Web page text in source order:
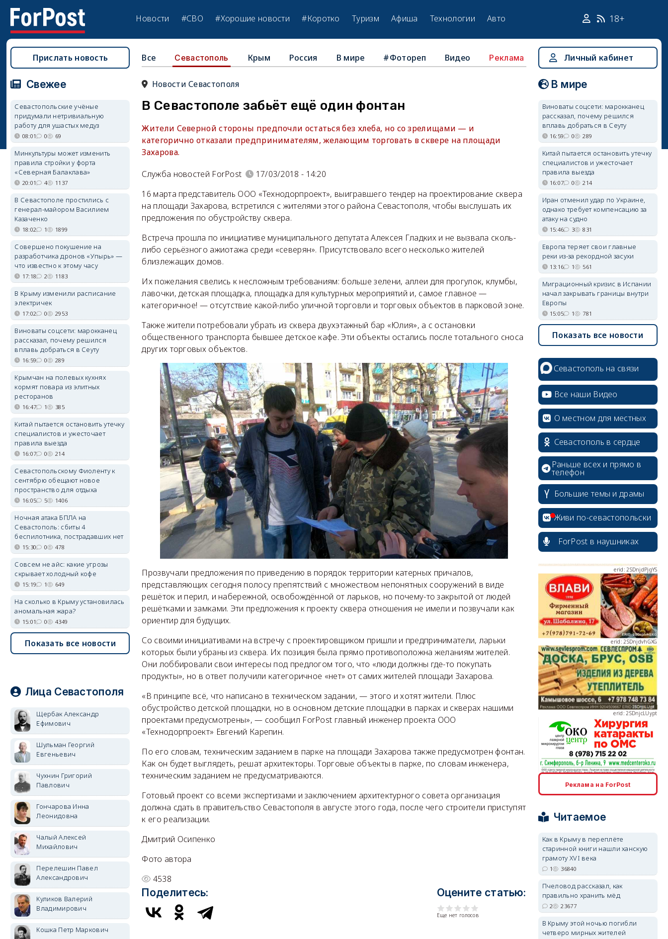
Новости #СВО #Хорошие новости #Коротко Туризм Афиша Технологии Авто 18+
Все Севастополь Крым Россия В мире #Фотореп Видео Реклама
Новости Севастополя
В Севастополе забьёт ещё один фонтан
Жители Северной стороны предпочли остаться без хлеба, но со зрелищами — и
категорично отказали предпринимателям, желающим торговать в сквере на площади
Захарова.
Служба новостей ForPost
17/03/2018 - 14:20
16 марта представитель ООО «Технодорпроект», выигравшего тендер на проектирование сквера
на площади Захарова, встретился с жителями этого района Севастополя, чтобы выслушать их
предложения по обустройству сквера.
Встреча прошла по инициативе муниципального депутата Алексея Гладких и не вызвала сколь-
либо серьёзного ажиотажа среди «северян». Присутствовало всего несколько жителей
близлежащих домов.
Их пожелания свелись к несложным требованиям: больше зелени, аллеи для прогулок, клумбы,
лавочки, детская площадка, площадка для культурных мероприятий и, самое главное —
категоричное! — отсутствие какой-либо уличной торговли и торговых объектов в парковой зоне.
Также жители потребовали убрать из сквера двухэтажный бар «Юлия», а с остановки
общественного транспорта бывшее детское кафе. Эти объекты остались после тотального сноса
других торговых объектов.
Прозвучали предложения по приведению в порядок территории катерных причалов,
представляющих сегодня полосу препятствий с множеством непонятных сооружений в виде
решёток и перил, и набережной, освобождённой от ларьков, но почему-то закрытой от людей
решётками и замками. Эти предложения к проекту сквера отношения не имели и позвучали как
ориентир для будущих.
Со своими инициативами на встречу с проектировщиком пришли и предприниматели, ларьки
которых были убраны из сквера. Их позиция была прямо противоположна желаниям жителей.
Они лоббировали свои интересы под предлогом того, что «люди должны где-то покупать
продукты», но в ответ получили категоричное «нет» от самих жителей площади Захарова.
«В принципе всё, что написано в техническом задании, — этого и хотят жители. Плюс
обустройство детской площадки, но в основном детские площадки в парках и скверах нашими
проектами предусмотрены», — сообщил ForPost главный инженер проекта ООО
«Технодорпроект» Евгений Карепин.
По его словам, техническим заданием в парке на площади Захарова также предусмотрен фонтан.
Как он будет выглядеть, решат архитекторы. Торговые объекты в парке, по словам инженера,
техническим заданием не предусматриваются.
Готовый проект со всеми экспертизами и заключением архитектурного совета организация
должна сдать в правительство Севастополя в августе этого года, после чего строители приступят
к его реализации.
Дмитрий Осипенко
Фото автора
4538
Поделитесь: Оцените статью:
Еще нет голосов
Прислать новость
Свежее
Севастопольские учёные
придумали нетривиальную
работу для ушастых медуз
08:01 0 69
Минкультуры может изменить
правила стройки у форта
«Северная Балаклава»
20:01 4 1137
В Севастополе простились с
генерал-майором Василием
Казаченко
18:02 1 1899
Совершено покушение на
разработчика дронов «Упырь» —
что известно к этому часу
17:18 2 1183
В Крыму изменили расписание
электричек
17:02 0 2953
Виноваты соцсети: марокканец
рассказал, почему решился
вплавь добраться в Сеуту
16:59 0 289
Крымчан на полевых кухнях
кормят повара из элитных
ресторанов
16:47 1 385
Китай пытается остановить утечку
специалистов и ужесточает
правила выезда
16:07 0 214
Севастопольскому Фиоленту к
сентябрю обещают новое
пространство для отдыха
16:05 5 1406
Ночная атака БПЛА на
Севастополь: сбиты 4
беспилотника, пострадавших нет
15:30 0 478
Совсем не айс: какие угрозы
скрывает холодный кофе
15:19 1 649
На сколько в Крыму установилась
аномальная жара?
15:01 0 4349
Показать все новости
Лица Севастополя
Щербак Александр
Ефимович
Шульман Георгий
Евгеньевич
Чухнин Григорий
Павлович
Гончарова Инна
Леонидовна
Чалый Алексей
Михайлович
Перелешин Павел
Александрович
Куликов Валерий
Владимирович
Кошка Петр Маркович
Личный кабинет
В мире
Виноваты соцсети: марокканец
рассказал, почему решился
вплавь добраться в Сеуту
16:59 0 289
Китай пытается остановить утечку
специалистов и ужесточает
правила выезда
16:07 0 214
Иран отменил удар по Украине,
однако требует компенсацию за
атаку на судно
15:46 3 831
Европа теряет свои главные
реки из-за рекордной засухи
13:16 1 561
Миграционный кризис в Испании
начал закрывать границы внутри
Европы
15:05 1 781
Показать все новости
Севастополь на связи
Все наши Видео
О местном для местных
Севастополь в сердце
Раньше всех и прямо в
телефон
Большие темы и драмы
Живи по-севастопольски
ForPost в наушниках
erid: 2SDnjcrDNw6
erid: 2SDnjdvhGXG
erid: 2SDnjcLUypt
erid: 2SDnjcrDNw6
erid: 2SDnjdPjgYS
erid: 2SDnjdvhGXG
Реклама на ForPost
Читаемое
Как в Крыму в переплёте
старинной книги нашли ханскую
грамоту XVI века
1 36840
Пчеловод рассказал, как
правильно хранить мёд
2 23677
В Крыму этой ночью погибли
четверо мирных жителей